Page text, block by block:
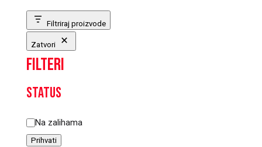
Filtriraj proizvode
Zatvori
Filteri
Status
Status
Na zalihama
Prihvati